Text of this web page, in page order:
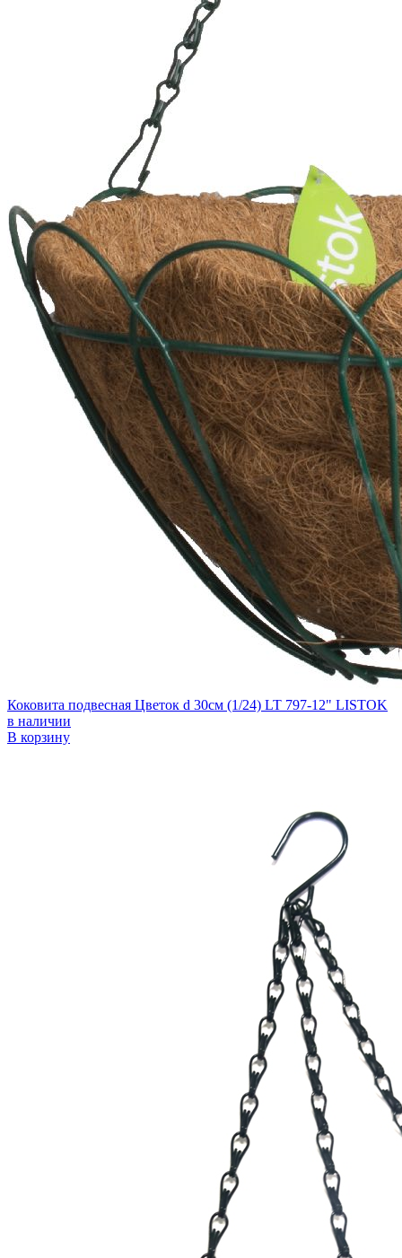
Коковита подвесная Цветок d 30см (1/24) LT 797-12" LISTOK
в наличии
В корзину